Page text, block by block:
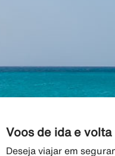
Voos de ida e
Deseja viajar em